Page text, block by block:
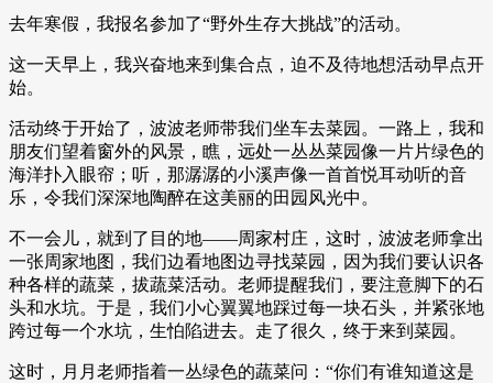
去年寒假，我报名参加了“野外生存大挑战”的活动。
这一天早上，我兴奋地来到集合点，迫不及待地想活动早点开
始。
活动终于开始了，波波老师带我们坐车去菜园。一路上，我和
朋友们望着窗外的风景，瞧，远处一丛丛菜园像一片片绿色的
海洋扑入眼帘；听，那潺潺的小溪声像一首首悦耳动听的音
乐，令我们深深地陶醉在这美丽的田园风光中。
不一会儿，就到了目的地——周家村庄，这时，波波老师拿出
一张周家地图，我们边看地图边寻找菜园，因为我们要认识各
种各样的蔬菜，拔蔬菜活动。老师提醒我们，要注意脚下的石
头和水坑。于是，我们小心翼翼地踩过每一块石头，并紧张地
跨过每一个水坑，生怕陷进去。走了很久，终于来到菜园。
这时，月月老师指着一丛绿色的蔬菜问：“你们有谁知道这是